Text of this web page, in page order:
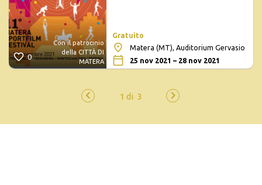
0
Con il patrocinio
della CITTÀ DI
MATERA
Gratuito
Matera (MT), Auditorium Gervasio
25 nov 2021 – 28 nov 2021